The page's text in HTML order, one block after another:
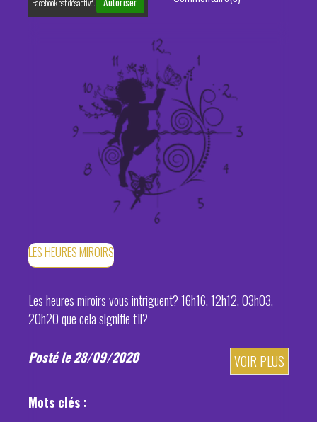
Facebook est désactivé.
LES HEURES MIROIRS
Les heures miroirs vous intriguent? 16h16, 12h12, 03h03,
20h20 que cela signifie t'il?
Posté le 28/09/2020 VOIR PLUS
Mots clés :